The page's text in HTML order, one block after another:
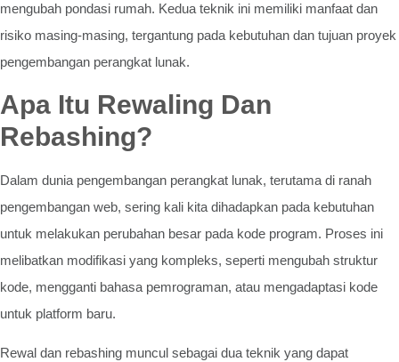
mengubah pondasi rumah. Kedua teknik ini memiliki manfaat dan
risiko masing-masing, tergantung pada kebutuhan dan tujuan proyek
pengembangan perangkat lunak.
Apa Itu Rewaling Dan
Rebashing?
Dalam dunia pengembangan perangkat lunak, terutama di ranah
pengembangan web, sering kali kita dihadapkan pada kebutuhan
untuk melakukan perubahan besar pada kode program. Proses ini
melibatkan modifikasi yang kompleks, seperti mengubah struktur
kode, mengganti bahasa pemrograman, atau mengadaptasi kode
untuk platform baru.
Rewal dan rebashing muncul sebagai dua teknik yang dapat